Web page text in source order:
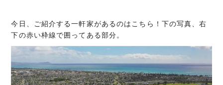
今日、ご紹介する一軒家があるのはこちら！下の写真、右
下の赤い枠線で囲ってある部分。